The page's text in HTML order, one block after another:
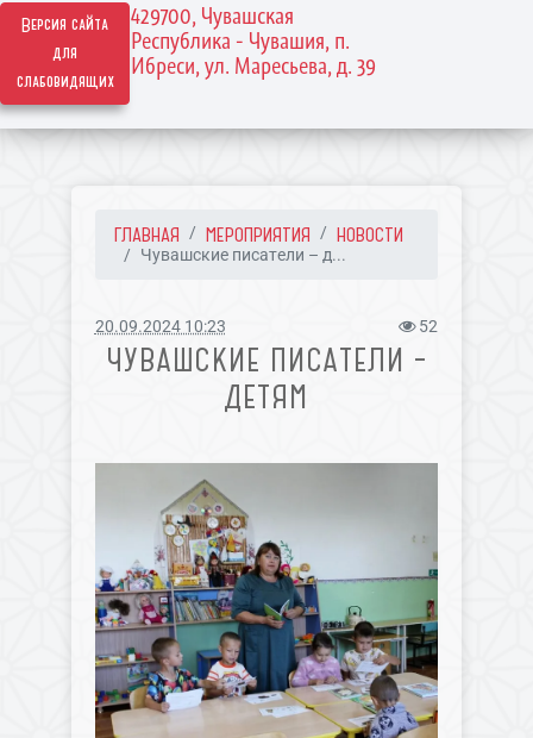
Версия сайта
для
слабовидящих
429700, Чувашская
Республика - Чувашия, п.
Ибреси, ул. Маресьева, д. 39
ГЛАВНАЯ МЕРОПРИЯТИЯ НОВОСТИ
Чувашские писатели – д...
20.09.2024 10:23 52
ЧУВАШСКИЕ ПИСАТЕЛИ –
ДЕТЯМ